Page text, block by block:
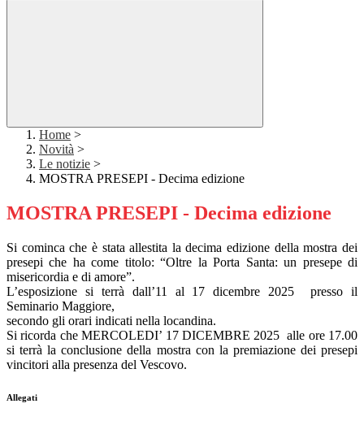
Home >
Novità >
Le notizie >
MOSTRA PRESEPI - Decima edizione
MOSTRA PRESEPI - Decima edizione
Si cominca che è stata allestita la decima edizione della mostra dei
presepi che ha come titolo: “Oltre la Porta Santa: un presepe di
misericordia e di amore”.
L’esposizione si terrà dall’11 al 17 dicembre 2025 presso il
Seminario Maggiore,
secondo gli orari indicati nella locandina.
Si ricorda che MERCOLEDI’ 17 DICEMBRE 2025 alle ore 17.00
si terrà la conclusione della mostra con la premiazione dei presepi
vincitori alla presenza del Vescovo.
Allegati